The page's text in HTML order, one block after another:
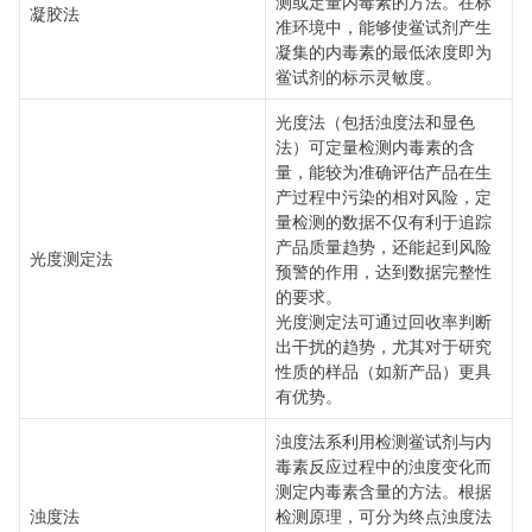
凝胶法
准环境中，能够使鲎试剂产生
凝集的内毒素的最低浓度即为
鲎试剂的标示灵敏度。
光度测定法
光度法（包括浊度法和显色
法）可定量检测内毒素的含
量，能较为准确评估产品在生
产过程中污染的相对风险，定
量检测的数据不仅有利于追踪
产品质量趋势，还能起到风险
预警的作用，达到数据完整性
的要求。
光度测定法可通过回收率判断
出干扰的趋势，尤其对于研究
性质的样品（如新产品）更具
有优势。
浊度法
浊度法系利用检测鲎试剂与内
毒素反应过程中的浊度变化而
测定内毒素含量的方法。根据
检测原理，可分为终点浊度法